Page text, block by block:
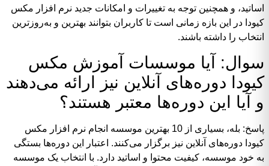
اساتید، و همچنین توجه به تغییرات و امکانات جدید نرم افزار مکس
کیودا در این بازه زمانی است تا کاربران بتوانند بهترین و به‌روزترین
انتخاب را داشته باشند.
سوال: آیا موسسات آموزش مکس
کیودا دوره‌های آنلاین نیز ارائه می‌دهند
و آیا این دوره‌ها معتبر هستند؟
پاسخ: بله، بسیاری از 10 بهترین موسسه انجام نرم افزار مکس
کیودا دوره‌های آنلاین نیز برگزار می‌کنند. اعتبار این دوره‌ها بستگی
به خود موسسه، کیفیت محتوا و اساتید دارد. با انتخاب یک موسسه